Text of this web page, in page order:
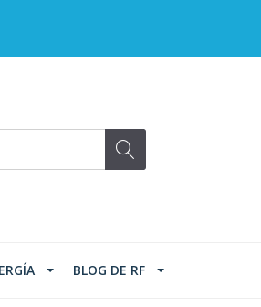
BLOG DE RF